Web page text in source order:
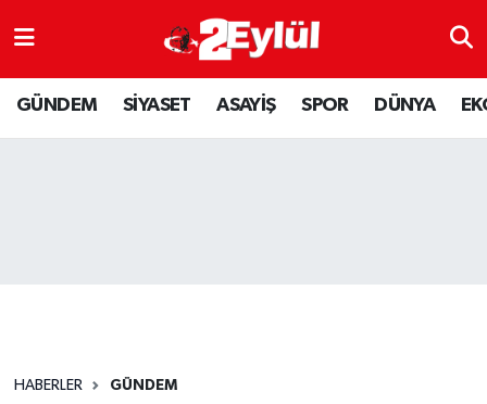
GÜNDEM SİYASET ASAYİŞ SPOR DÜNYA
HABERLER GÜNDEM
ASAYİŞ
DÜNYA
Nöbetçi Eczaneler
Hava Durumu